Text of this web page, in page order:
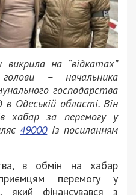
викрила на “відкатах”
– начальника
господарства
в Одеській області. Він
хабар за перемогу у
49000із посиланням
в обмін на хабар
перемогу у
який фінансувався з